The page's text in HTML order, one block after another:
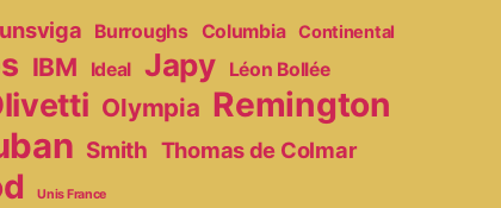
Burroughs Columbia Continental
IBM Ideal Japy
Léon Bollée
Olympia Remington
Smith Thomas de Colmar
Unis France